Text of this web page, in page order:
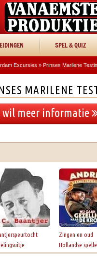
SPEL & QUIZ
Excursies » Prinses Marilene
MARILENE
wil meer informatie
Zingen en oud
Hollandse